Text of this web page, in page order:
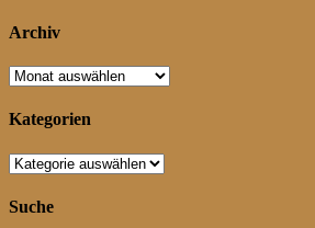
Archiv
Archiv
Kategorien
Kategorien
Suche